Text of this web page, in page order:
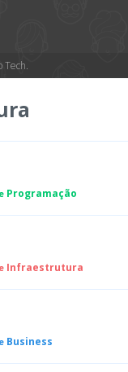
Tech.
Programação
Infraestrutura
Business